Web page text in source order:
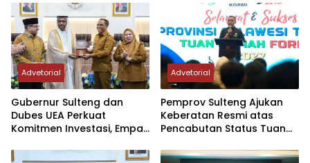
Advetorial
Gubernur Sulteng dan
Dubes UEA Perkuat
Komitmen Investasi, Empat
Advetorial
Pemprov Sulteng Ajukan
Keberatan Resmi atas
Pencabutan Status Tuan
2027